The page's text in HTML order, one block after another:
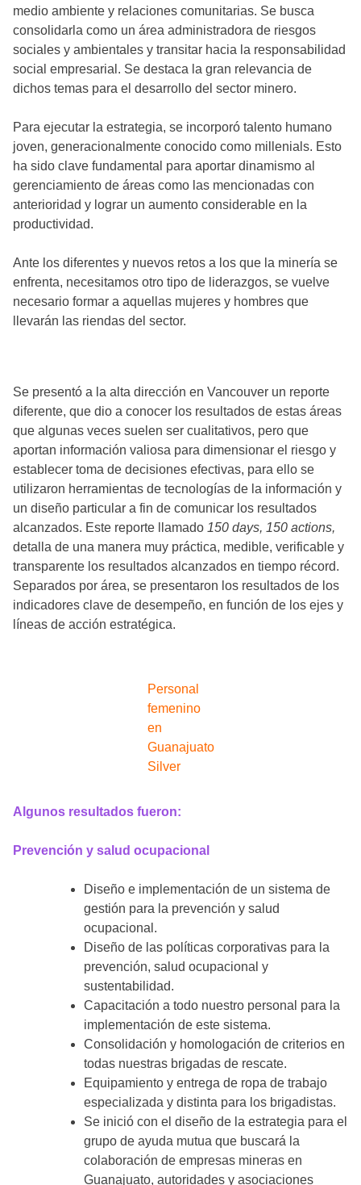
medio ambiente y relaciones comunitarias. Se busca
consolidarla como un área administradora de riesgos
sociales y ambientales y transitar hacia la responsabilidad
social empresarial. Se destaca la gran relevancia de
dichos temas para el desarrollo del sector minero.
Para ejecutar la estrategia, se incorporó talento humano
joven, generacionalmente conocido como millenials. Esto
ha sido clave fundamental para aportar dinamismo al
gerenciamiento de áreas como las mencionadas con
anterioridad y lograr un aumento considerable en la
productividad.
Ante los diferentes y nuevos retos a los que la minería se
enfrenta, necesitamos otro tipo de liderazgos, se vuelve
necesario formar a aquellas mujeres y hombres que
llevarán las riendas del sector.
Se presentó a la alta dirección en Vancouver un reporte
diferente, que dio a conocer los resultados de estas áreas
que algunas veces suelen ser cualitativos, pero que
aportan información valiosa para dimensionar el riesgo y
establecer toma de decisiones efectivas, para ello se
utilizaron herramientas de tecnologías de la información y
un diseño particular a fin de comunicar los resultados
alcanzados. Este reporte llamado 150 days, 150 actions,
detalla de una manera muy práctica, medible, verificable y
transparente los resultados alcanzados en tiempo récord.
Separados por área, se presentaron los resultados de los
indicadores clave de desempeño, en función de los ejes y
líneas de acción estratégica.
Personal
femenino
en
Guanajuato
Silver
Algunos resultados fueron:
Prevención y salud ocupacional
Diseño e implementación de un sistema de
gestión para la prevención y salud
ocupacional.
Diseño de las políticas corporativas para la
prevención, salud ocupacional y
sustentabilidad.
Capacitación a todo nuestro personal para la
implementación de este sistema.
Consolidación y homologación de criterios en
todas nuestras brigadas de rescate.
Equipamiento y entrega de ropa de trabajo
especializada y distinta para los brigadistas.
Se inició con el diseño de la estrategia para el
grupo de ayuda mutua que buscará la
colaboración de empresas mineras en
Guanajuato, autoridades y asociaciones